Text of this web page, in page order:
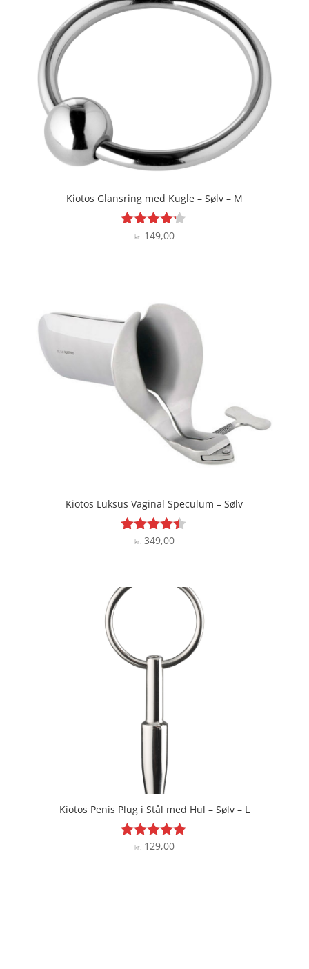
Kiotos Glansring med Kugle – Sølv – M
Vurderet
kr.149,00
Kiotos Luksus Vaginal Speculum – Sølv
Vurderet
kr.349,00
Kiotos Penis Plug i Stål med Hul – Sølv – L
Vurderet
kr.129,00